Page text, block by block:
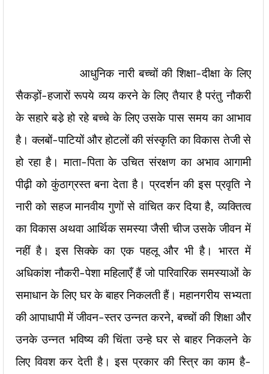
आधुनिक नारी बच्चों की शिक्षा-दीक्षा के लिए
सैकड़ों-हजारों रूपये व्यय करने के लिए तैयार है परंतु नौकरी
के सहारे बडे़ हो रहे बच्चे के लिए उसके पास समय का आभाव
है। क्लबों-पाटियों और होटलों की संस्कृति का विकास तेजी से
हो रहा है। माता-पिता के उचित संरक्षण का अभाव आगामी
पीढ़ी को कुंठाग्रस्त बना देता है। प्रदर्शन की इस प्रवृति ने
नारी को सहज मानवीय गुणों से वांचित कर दिया है, व्यक्तित्व
का विकास अथवा आर्थिक समस्या जैसी चीज उसके जीवन में
नहीं है। इस सिक्के का एक पहलू और भी है। भारत में
अधिकांश नौकरी-पेशा महिलाएँ हैं जो पारिवारिक समस्याओं के
समाधान के लिए घर के बाहर निकलती हैं। महानगरीय सभ्यता
की आपाधापी में जीवन-स्तर उन्नत करने, बच्चों की शिक्षा और
उनके उन्नत भविष्य की चिंता उन्हे घर से बाहर निकलने के
लिए विवश कर देती है। इस प्रकार की स्त्रि का काम है-